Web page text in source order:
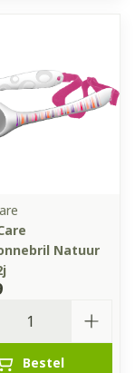
Natuur
Bestel